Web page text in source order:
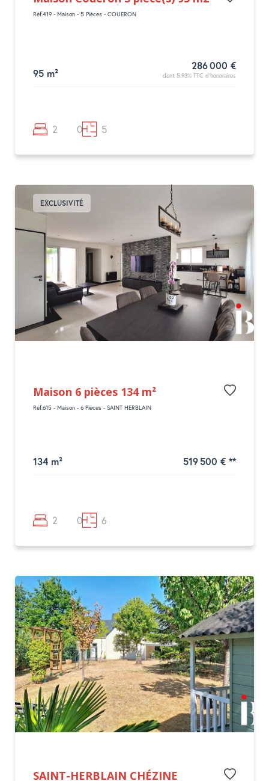
Réf.419 - Maison - 5 Pièces - COUERON
95 m²
286 000 €
dont 5.93% TTC d'honoraires
2 0 5
EXCLUSIVITÉ
Maison 6 pièces 134 m²
Réf.615 - Maison - 6 Pièces - SAINT HERBLAIN
134 m² 519 500 € **
2 0 6
SAINT-HERBLAIN CHÉZINE